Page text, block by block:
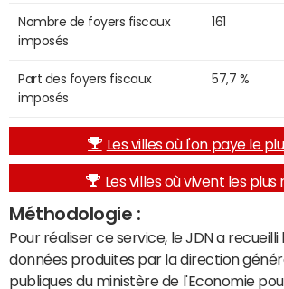
Nombre de foyers fiscaux
imposés
161
Part des foyers fiscaux
imposés
57,7 %
Les villes où l'on paye le
Les villes où vivent les plus
Méthodologie :
Pour réaliser ce service, le JDN a
données produites par la direction
publiques du ministère de l'Economie